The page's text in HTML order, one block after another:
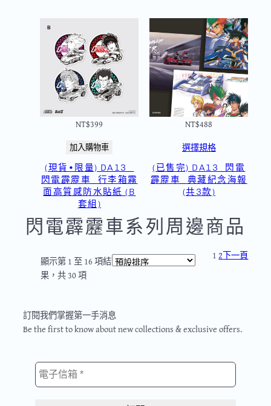
NT$399
加入購物車
(現貨•限量) DA13_
閃電霹靂車_行李箱霧
面高質感防水貼紙 (B
套組)
NT$488
選擇規格
(已售完) DA13_閃電
霹靂車_典藏紀念海報
(共3款)
閃電霹靂車系列周邊商品
1 2下一頁
顯示第 1 至 16 項結
果，共 30 項
訂閱我們掌握第一手消息
Be the first to know about new collections & exclusive offers.